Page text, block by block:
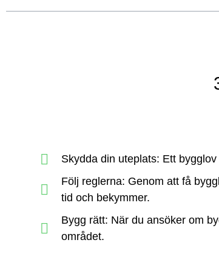
Skydda din uteplats: Ett
Följ reglerna: Genom att få
tid och bekymmer.
Bygg rätt: När du ansöker om
området.